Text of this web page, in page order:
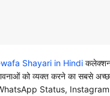
Shayari in Hindi कलेक्शन
को व्यक्त करने का सबसे
WhatsApp Status,